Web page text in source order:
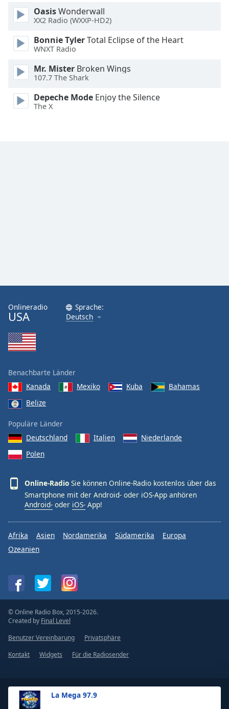
Style
Font
Family
Reset
Done
Close
La Mega 97.9
OasisWonderwall
XX2 Radio (WXXP-HD2)
Bonnie TylerTotal Eclipse of the Heart
WNXT Radio
Mr. Mister Broken Wings
107.7 The Shark
Depeche Mode Enjoy the Silence
The X
Onlineradio
USA
Sprache:
Deutsch
Benachbarte Länder
Kanada
Mexiko Kuba
Bahamas
Belize
Populäre Länder
Deutschland
Italien
Niederlande
Polen
Online-Radio Sie können Online-Radio kostenlos über das
Smartphone mit der Android- oder iOS-App anhören
Android- oder iOS- App!
Afrika Asien Nordamerika Südamerika
Europa
Ozeanien
© Online Radio Box, 2015-2026.
Created by Final Level
Benutzer Vereinbarung
Privatsphäre
Kontakt
Widgets Für die Radiosender